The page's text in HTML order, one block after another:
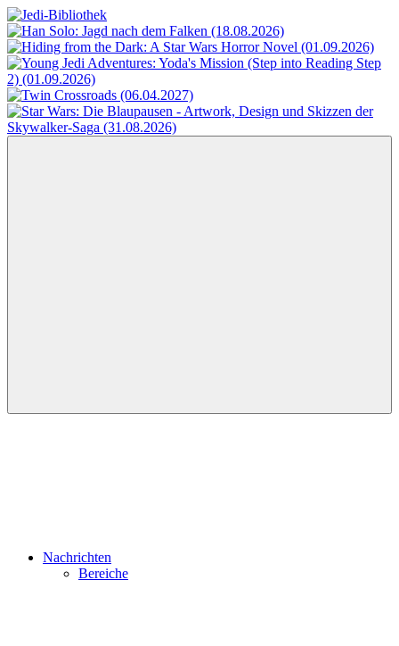
Zum
Inhalt
springen
Jedi-
Bibliothek
Das
Portal
für
Star
Wars-
Literatur
Nachrichten
Bereiche